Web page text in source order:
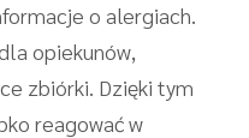
o alergiach.
opiekunów,
zbiórki. Dzięki tym
reagować w